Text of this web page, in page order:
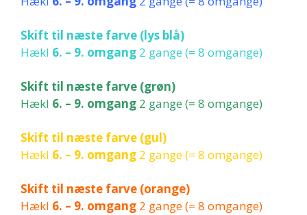
Skift til næste farve (lys blå)
Hækl 6. – 9. omgang 2 gange (= 8 omgange)
Skift til næste farve (grøn)
Hækl 6. – 9. omgang 2 gange (= 8 omgange)
Skift til næste farve (gul)
Hækl 6. – 9. omgang 2 gange (= 8 omgange)
Skift til næste farve (orange)
Hækl 6. – 9. omgang 2 gange (= 8 omgange)